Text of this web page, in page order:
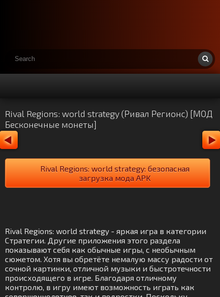
Rival Regions: world strategy (Ривал Регионс) [МОД
Бесконечные монеты]
Rival Regions: world strategy: безопасная
загрузка мода APK
Rival Regions: world strategy - яркая игра в категории
Стратегии. Другие приложения этого раздела
показывают себя как обычные игры, с необычным
сюжетом. Хотя вы обретёте немалую массу радости от
сочной картинки, отличной музыки и быстротечности
происходящего в игре. Благодаря отличному
контролю, в игру имеют возможность играть как